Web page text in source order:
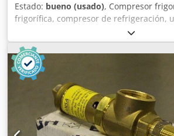
Estado: bueno (usado), Compresor
frigorífica, compresor de refrigeración,
compresor de refrigeración, compresor,
motor, máquina de refrigeración,
-Fabricante: Dorin, compresor
completa -Tipo: UA - K470CS-01 -
rpm -Caudal volumétrico: 23,37 m³/h -
funcionamiento: 30,5 bar -Cantidad: 2
disponibles Csdpfx Asif Hunokrsrf -
Dimensiones totales: 1900/1000/A940
kg/unidad